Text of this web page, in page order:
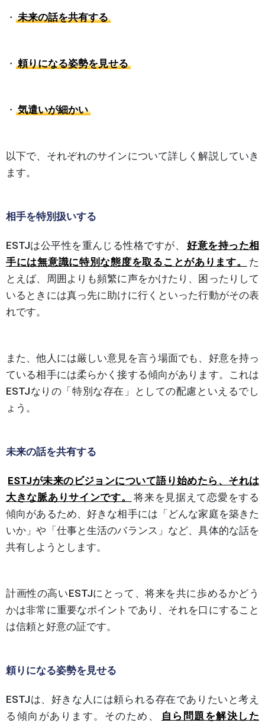
・ 未来の話を共有する
・ 頼りになる姿勢を見せる
・ 気遣いが細かい
以下で、それぞれのサインについて詳しく解説していき
ます。
相手を特別扱いする
ESTJは公平性を重んじる性格ですが、
好意を持った相
手には無意識に特別な態度を取ることがあります。
た
とえば、周囲よりも頻繁に声をかけたり、困ったりして
いるときには真っ先に助けに行くといった行動がその表
れです。
また、他人には厳しい意見を言う場面でも、好意を持っ
ている相手には柔らかく接する傾向があります。これは
ESTJなりの「特別な存在」としての配慮といえるでし
ょう。
未来の話を共有する
ESTJが未来のビジョンについて語り始めたら、それは
大きな脈ありサインです。
将来を見据えて恋愛をする
傾向があるため、好きな相手には「どんな家庭を築きた
いか」や「仕事と生活のバランス」など、具体的な話を
共有しようとします。
計画性の高いESTJにとって、将来を共に歩めるかどう
かは非常に重要なポイントであり、それを口にすること
は信頼と好意の証です。
頼りになる姿勢を見せる
ESTJは、好きな人には頼られる存在でありたいと考え
る傾向があります。そのため、
自ら問題を解決した